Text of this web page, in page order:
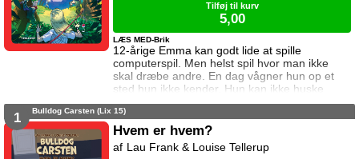
12-årige Emma kan godt lide at spille
computerspil. Men helst spil hvor man ikke
skal dræbe andre. En dag vågner hun op et
sted hun ikke kender. Hun kan ikke huske
hvordan hun er kommet dertil, og hun aner
ikke hvordan hun kommer hjem igen. Den
eneste hjælp hun får, er et ur som skriver
hende til at kæmpe mod 99 andre på en ø. Og
LÆS MED-Brik
Tilføj til kurv
5,00
1 Bulldog Carsten (Lix 15)
Hvem er hvem?
Lau Frank & Louise Tellerup